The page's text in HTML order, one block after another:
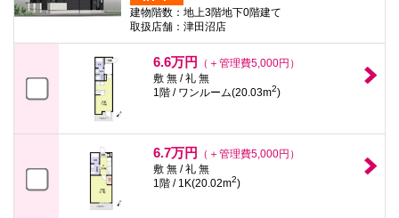
建物階数：地上3階地下0階建て
取扱店舗：津田沼店
6.6万円
（＋管理費5,000円）
敷 無 / 礼 無
1階 / ワンルーム(20.03m2)
6.7万円
（＋管理費5,000円）
敷 無 / 礼 無
1階 / 1K(20.02m2)